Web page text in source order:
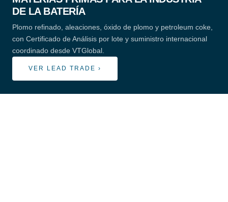
DE LA BATERÍA
Plomo refinado, aleaciones, óxido de plomo y petroleum coke,
con Certificado de Análisis por lote y suministro internacional
coordinado desde VTGlobal.
VER LEAD TRADE ›